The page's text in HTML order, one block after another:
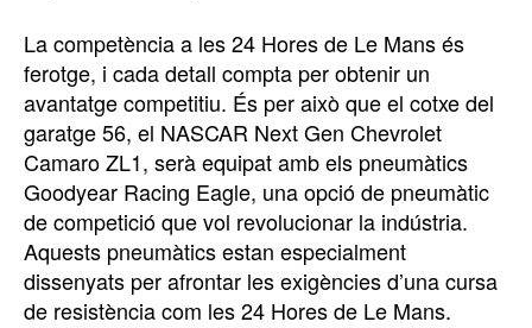
La competència a les 24 Hores de Le Mans és
ferotge, i cada detall compta per obtenir un
avantatge competitiu. És per això que el cotxe del
garatge 56, el NASCAR Next Gen Chevrolet
Camaro ZL1, serà equipat amb els pneumàtics
Goodyear Racing Eagle, una opció de pneumàtic
de competició que vol revolucionar la indústria.
Aquests pneumàtics estan especialment
dissenyats per afrontar les exigències d’una cursa
de resistència com les 24 Hores de Le Mans.